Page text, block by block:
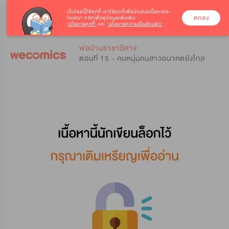
พ่อบ้านราชาปีศาจ
ตอนที่ 15 - คนหนุ่มคนสาวอนาคตยังไกล
เว็บไซต์นี้ใช้คุกกี้ เราใช้คุกกี้เพื่อนำเสนอเนื้อหาและ
โฆษณา คลิกเพื่อดูข้อมูลเพิ่มเติม
‘นโยบายคุกกี้’ และ ‘นโยบายความเป็นส่วนตัว’
ตกลง